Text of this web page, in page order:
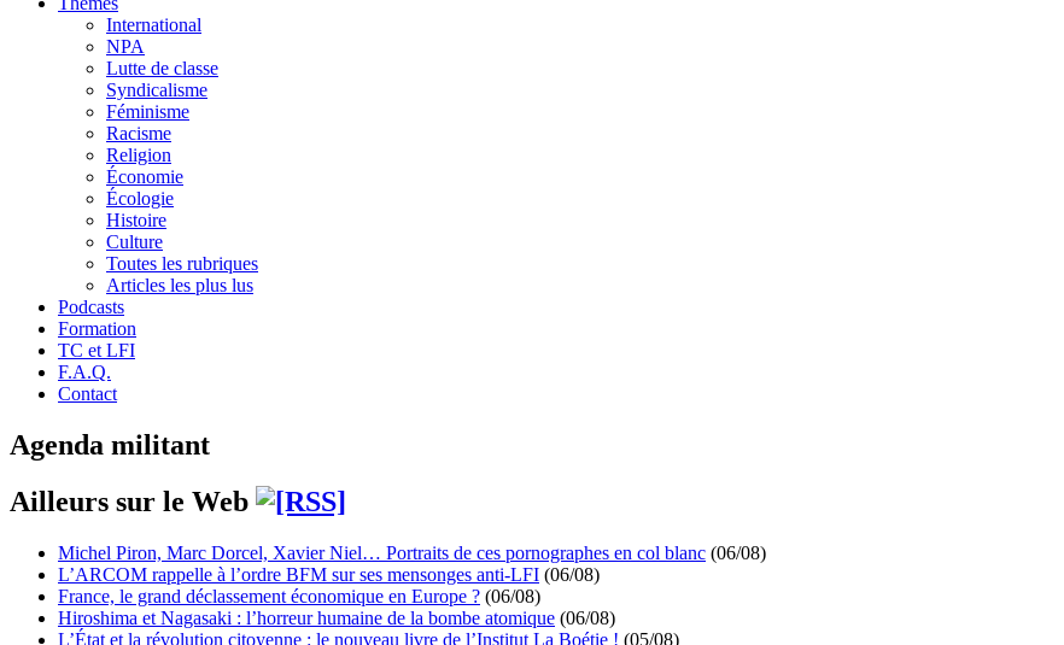
International
NPA
Lutte de classe
Syndicalisme
Féminisme
Racisme
Religion
Économie
Écologie
Histoire
Culture
Toutes les rubriques
Articles les plus lus
Podcasts
Formation
TC et LFI
F.A.Q.
Contact
Agenda militant
Ailleurs sur le Web
Michel Piron, Marc Dorcel, Xavier Niel… Portraits de ces pornographes en col blanc (06/08)
L’ARCOM rappelle à l’ordre BFM sur ses mensonges anti-LFI (06/08)
France, le grand déclassement économique en Europe ? (06/08)
Hiroshima et Nagasaki : l’horreur humaine de la bombe atomique (06/08)
L’État et la révolution citoyenne : le nouveau livre de l’Institut La Boétie ! (05/08)